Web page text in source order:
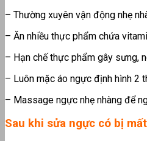
– Thường xuyên vận động nhẹ
– Ăn nhiều thực phẩm chứa
– Hạn chế thực phẩm gây sưng,
– Luôn mặc áo ngực định hình 2
– Massage ngực nhẹ nhàng để
Sau khi sửa ngực có bị